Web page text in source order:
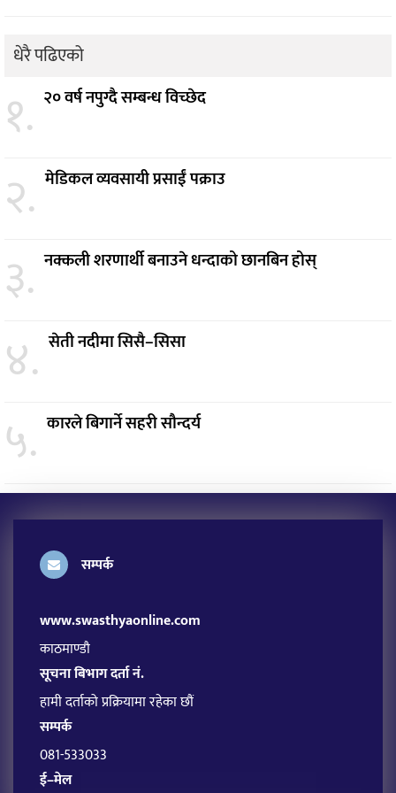
धेरै पढिएको
१. २० वर्ष नपुग्दै सम्बन्ध विच्छेद
२. मेडिकल व्यवसायी प्रसाईं पक्राउ
३. नक्कली शरणार्थी बनाउने धन्दाको छानबिन होस्
४. सेती नदीमा सिसै–सिसा
५. कारले बिगार्ने सहरी सौन्दर्य
सम्पर्क
www.swasthyaonline.com
काठमाण्डौ
सूचना बिभाग दर्ता नं.
हामी दर्ताको प्रक्रियामा रहेका छौं
सम्पर्क
081-533033
ई–मेल